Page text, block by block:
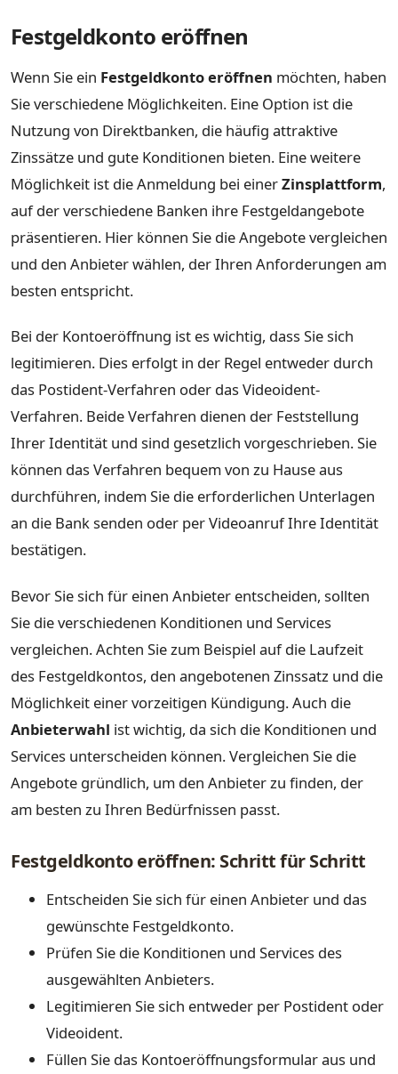
Festgeldkonto eröffnen
Wenn Sie ein Festgeldkonto eröffnen möchten, haben
Sie verschiedene Möglichkeiten. Eine Option ist die
Nutzung von Direktbanken, die häufig attraktive
Zinssätze und gute Konditionen bieten. Eine weitere
Möglichkeit ist die Anmeldung bei einerZinsplattform,
auf der verschiedene Banken ihre Festgeldangebote
präsentieren. Hier können Sie die Angebote vergleichen
und den Anbieter wählen, der Ihren Anforderungen am
besten entspricht.
Bei der Kontoeröffnung ist es wichtig, dass Sie sich
legitimieren. Dies erfolgt in der Regel entweder durch
das Postident-Verfahren oder das Videoident-
Verfahren. Beide Verfahren dienen der Feststellung
Ihrer Identität und sind gesetzlich vorgeschrieben. Sie
können das Verfahren bequem von zu Hause aus
durchführen, indem Sie die erforderlichen Unterlagen
an die Bank senden oder per Videoanruf Ihre Identität
bestätigen.
Bevor Sie sich für einen Anbieter entscheiden, sollten
Sie die verschiedenen Konditionen und Services
vergleichen. Achten Sie zum Beispiel auf die Laufzeit
des Festgeldkontos, den angebotenen Zinssatz und die
Möglichkeit einer vorzeitigen Kündigung. Auch die
Anbieterwahl ist wichtig, da sich die Konditionen und
Services unterscheiden können. Vergleichen Sie die
Angebote gründlich, um den Anbieter zu finden, der
am besten zu Ihren Bedürfnissen passt.
Festgeldkonto eröffnen: Schritt für Schritt
Entscheiden Sie sich für einen Anbieter und das
gewünschte Festgeldkonto.
Prüfen Sie die Konditionen und Services des
ausgewählten Anbieters.
Legitimieren Sie sich entweder per Postident oder
Videoident.
Füllen Sie das Kontoeröffnungsformular aus und